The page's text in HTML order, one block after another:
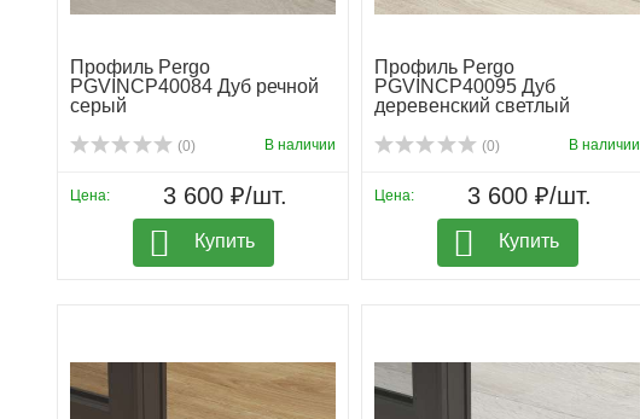
Профиль Pergo
PGVINCP40084 Дуб речной
серый
(0) В наличии
Цена: 3 600 ₽/шт.
Купить
Профиль Pergo
PGVINCP40095 Дуб
деревенский светлый
(0) В наличии
Цена: 3 600 ₽/шт.
Купить